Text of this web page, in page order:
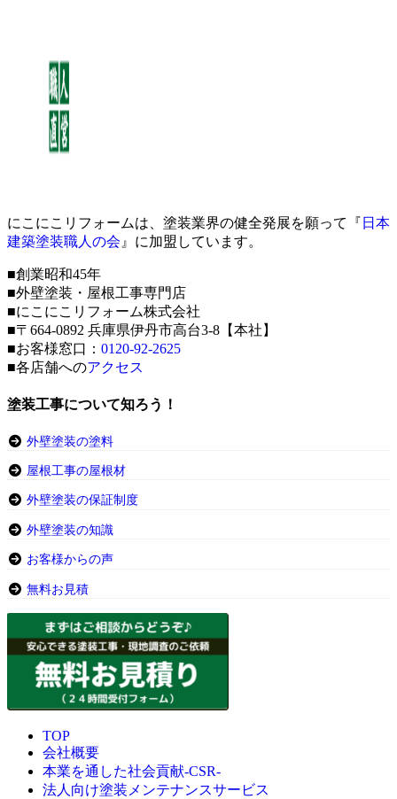
にこにこリフォームは、塗装業界の健全発展を願って『 日本
建築塗装職人の会 』に加盟しています。
■創業昭和45年
■外壁塗装・屋根工事専門店
■にこにこリフォーム株式会社
■〒664-0892 兵庫県伊丹市高台3-8【本社】
■お客様窓口： 0120-92-2625
■各店舗へのアクセス
塗装工事について知ろう！
外壁塗装の塗料
屋根工事の屋根材
外壁塗装の保証制度
外壁塗装の知識
お客様からの声
無料お見積
TOP
会社概要
本業を通した社会貢献-CSR-
法人向け塗装メンテナンスサービス